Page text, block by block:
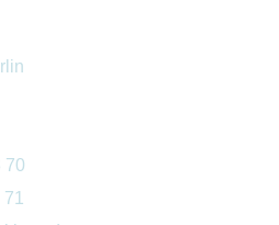
70